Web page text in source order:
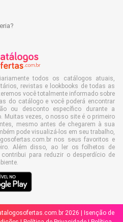
todos os catálogos atuais,
revistas e lookbooks de todas as
você totalmente informado sobre
do catálogo e você poderá encontrar
ou desconto específico durante a
Muitas vezes, o nosso site é o primeiro
mesmo antes de chegarem à sua
pode visualizá-los em seu trabalho,
nos seus favoritos e
Além disso, ao ler os folhetos de
para reduzir o desperdício de
2026 | Isenção de